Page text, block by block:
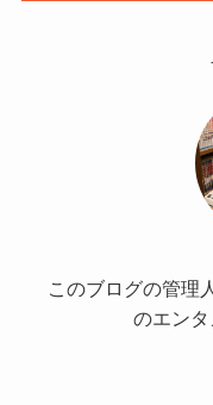
このブログの管理
のエンタ